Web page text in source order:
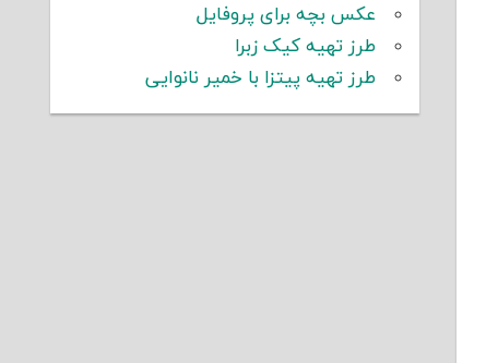
عکس بچه برای پروفایل
طرز تهیه کیک زبرا
طرز تهیه پیتزا با خمیر نانوایی